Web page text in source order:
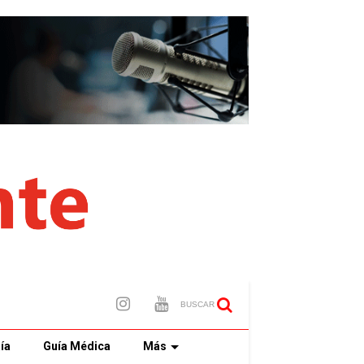
BUSCAR
Guía Médica Más